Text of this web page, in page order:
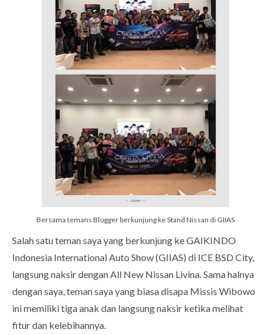
Bersama temans Blogger berkunjung ke Stand Nissan di GIIAS
Salah satu teman saya yang berkunjung ke GAIKINDO
Indonesia International Auto Show (GIIAS) di ICE BSD City,
langsung naksir dengan All New Nissan Livina. Sama halnya
dengan saya, teman saya yang biasa disapa Missis Wibowo
ini memiliki tiga anak dan langsung naksir ketika melihat
fitur dan kelebihannya.